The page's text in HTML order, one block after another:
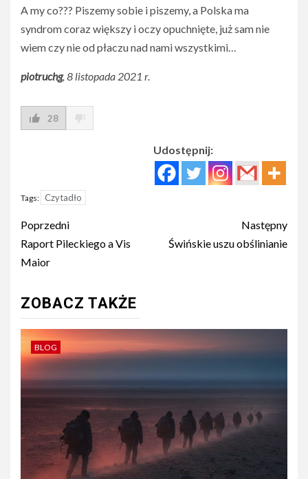
A my co??? Piszemy sobie i piszemy, a Polska ma
syndrom coraz większy i oczy opuchnięte, już sam nie
wiem czy nie od płaczu nad nami wszystkimi…
piotruchg, 8 listopada 2021 r.
28
Udostępnij:
Tags: Czytadło
Post
navigation
Poprzedni
Raport Pileckiego a Vis
Maior
Następny
Świńskie uszu obślinianie
ZOBACZ TAKŻE
BLOG